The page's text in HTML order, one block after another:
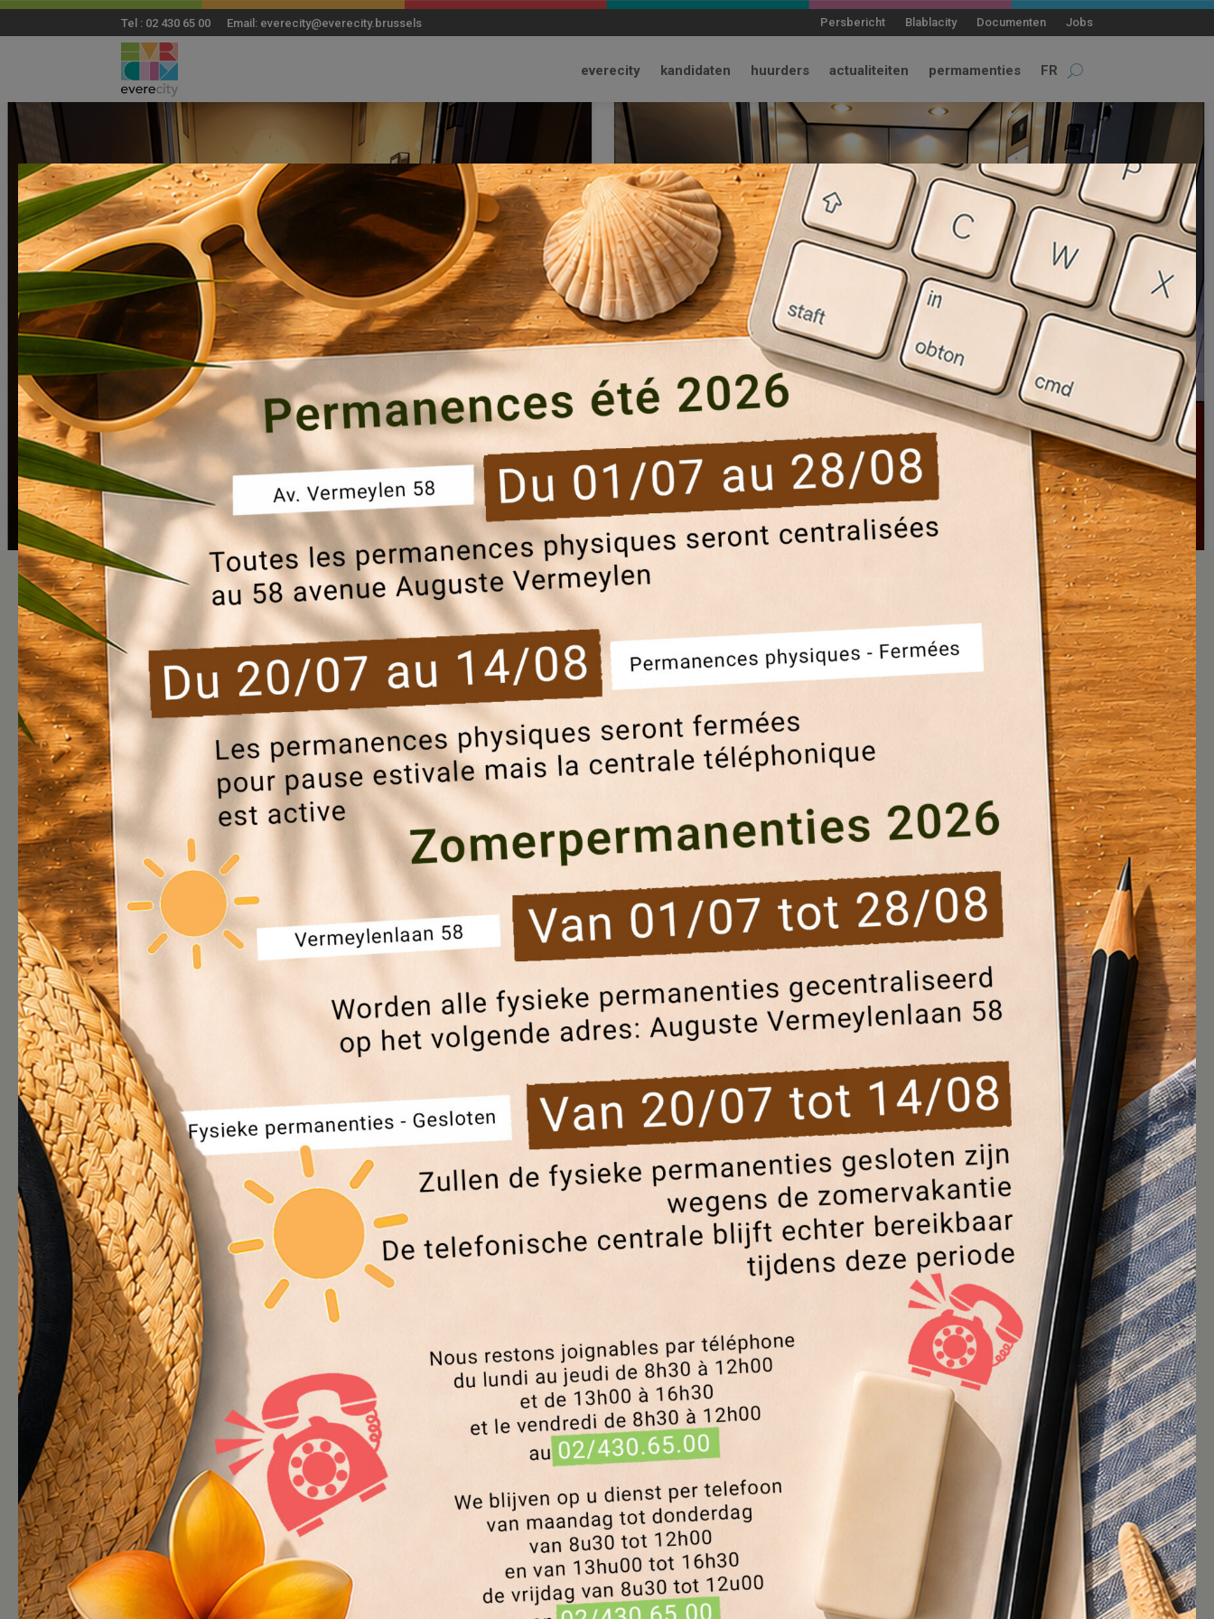
Tel : 02 430 65 00 Email: everecity@everecity.brussels Persbericht Blablacity Documenten Jobs
everecity kandidaten huurders actualiteiten permamenties FR
Vandaag moderniseren om morgen beter te kunnen
dienen
Bij Everecity is het onderhoud van ons patrimonium een dagelijkse prioriteit.
Onze liften maken momenteel deel uit van een meerjarig moderniseringsprogramma. Dankzij deze gefaseerde aanpak worden
verouderde installaties stap voor stap vernieuwd, aangepast aan de geldende normen en voorbereid op jarenlang veilig en
Achter elke gemoderniseerde lift schuilt sterk teamwork. Onze medewerkers werken nauw samen met onze onderhoudspartner
om elke interventie zorgvuldig te plannen, op te volgen en uit te voeren. Zo zorgen we voor veilige, performante en duurzame
installaties voor al onze huurders.
➡️ De voor- en nafoto’s tonen duidelijk het resultaat van deze modernisering.
Ook een correct gebruik van de liften maakt het verschil. Daarom vragen we onze bewoners om zorg te dragen voor deze
installaties en de richtlijnen voor een goed gebruik te blijven volgen. Samen houden we onze liften veilig en in goede staat.
modal-check